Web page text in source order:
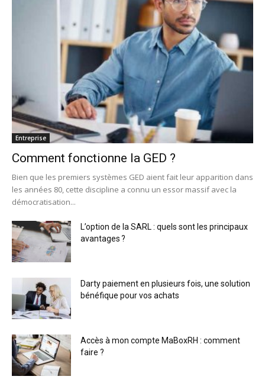
Entreprise
Comment fonctionne la GED ?
Bien que les premiers systèmes GED aient fait leur apparition dans
les années 80, cette discipline a connu un essor massif avec la
démocratisation...
L’option de la SARL : quels sont les principaux
avantages ?
Darty paiement en plusieurs fois, une solution
bénéfique pour vos achats
Accès à mon compte MaBoxRH : comment
faire ?